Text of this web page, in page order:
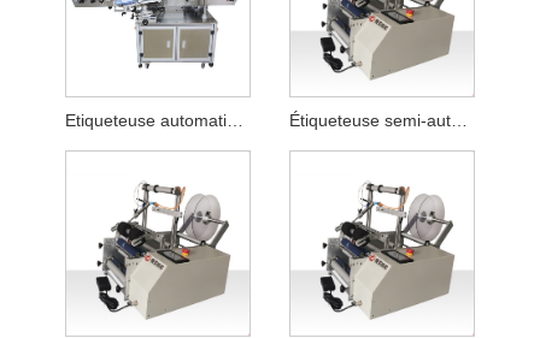
Etiqueteuse automatique à colle Étiqueteuse semi-automatique pour tuyaux